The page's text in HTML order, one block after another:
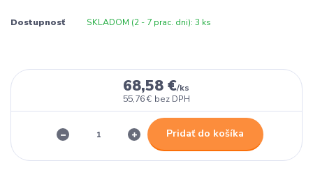
Dostupnosť SKLADOM (2 - 7 prac. dni): 3 ks
68,58 €/ks
55,76 € bez DPH
Pridať do košíka